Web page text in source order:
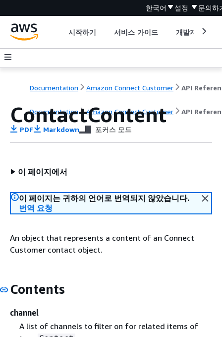
한국어 설정 문의하
시작하기 서비스 가이드 개발자 도구
Documentation Amazon Connect Customer API
Documentation Amazon Connect Customer API
ContactContent
PDF Markdown 포커스 모드
이 페이지에서
이 페이지는 귀하의 언어로 번역되지 않았습니다.
번역 요청
An object that represents a content of an Connect
Customer contact object.
Contents
channel
A list of channels to filter on for related items of